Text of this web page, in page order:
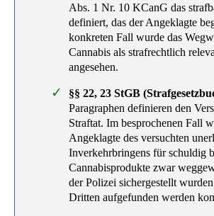
Abs. 1 Nr. 10 KCanG das
definiert, das der Angeklagte
konkreten Fall wurde das
Cannabis als strafrechtlich
angesehen.
§§ 22, 23 StGB
Paragraphen definieren den
Straftat. Im besprochenen Fall
Angeklagte des versuchten
Inverkehrbringens für schuldig
Cannabisprodukte zwar
der Polizei sichergestellt
Dritten aufgefunden werden